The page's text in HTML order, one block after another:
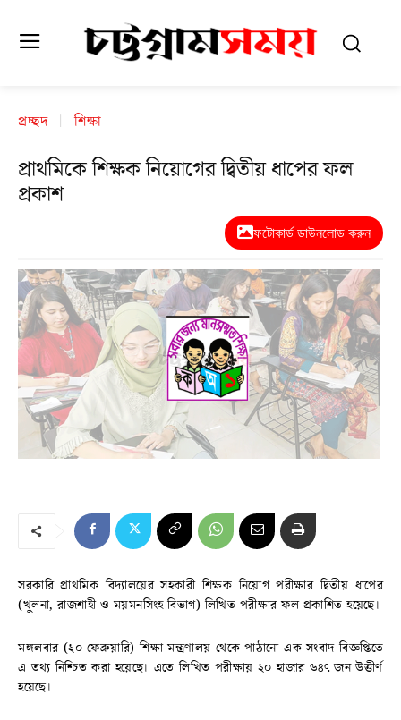
প্রচ্ছদ শিক্ষা
প্রাথমিকে শিক্ষক নিয়োগের দ্বিতীয় ধাপের ফল
প্রকাশ
ফটোকার্ড ডাউনলোড করুন
সরকারি প্রাথমিক বিদ্যালয়ের সহকারী শিক্ষক নিয়োগ পরীক্ষার দ্বিতীয় ধাপের
(খুলনা, রাজশাহী ও ময়মনসিংহ বিভাগ) লিখিত পরীক্ষার ফল প্রকাশিত হয়েছে।
মঙ্গলবার (২০ ফেব্রুয়ারি) শিক্ষা মন্ত্রণালয় থেকে পাঠানো এক সংবাদ বিজ্ঞপ্তিতে
এ তথ্য নিশ্চিত করা হয়েছে। এতে লিখিত পরীক্ষায় ২০ হাজার ৬৪৭ জন উত্তীর্ণ
হয়েছে।